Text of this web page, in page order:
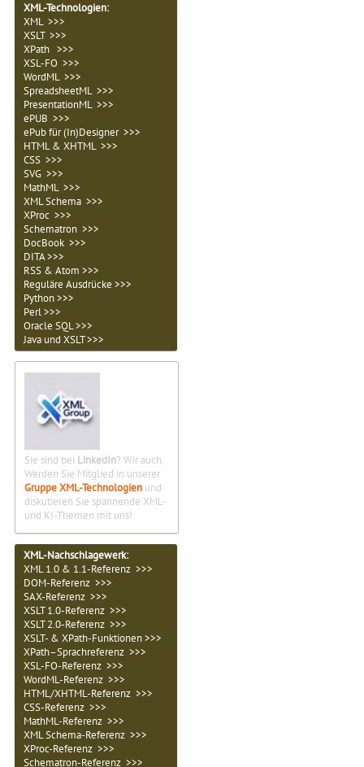
XML-Technologien:
XML >>>
XSLT >>>
XPath >>>
XSL-FO >>>
WordML >>>
SpreadsheetML >>>
PresentationML >>>
ePUB >>>
ePub für (In)Designer >>>
HTML & XHTML >>>
CSS >>>
SVG >>>
MathML >>>
XML Schema >>>
XProc >>>
Schematron >>>
DocBook >>>
DITA >>>
RSS & Atom >>>
Reguläre Ausdrücke >>>
Python >>>
Perl >>>
Oracle SQL >>>
Java und XSLT >>>
Sie sind bei LinkedIn? Wir auch.
Werden Sie Mitglied in unserer
Gruppe XML-Technologien und
diskutieren Sie spannende XML-
und KI-Themen mit uns!
XML-Nachschlagewerk:
XML 1.0 & 1.1-Referenz >>>
DOM-Referenz >>>
SAX-Referenz >>>
XSLT 1.0-Referenz >>>
XSLT 2.0-Referenz >>>
XSLT- & XPath-Funktionen >>>
XPath–Sprachreferenz >>>
XSL-FO-Referenz >>>
WordML-Referenz >>>
HTML/XHTML-Referenz >>>
CSS-Referenz >>>
MathML-Referenz >>>
XML Schema-Referenz >>>
XProc-Referenz >>>
Schematron-Referenz >>>